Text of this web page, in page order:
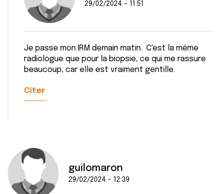
29/02/2024 - 11:51
Je passe mon IRM demain matin. C'est la même
radiologue que pour la biopsie, ce qui me rassure
beaucoup, car elle est vraiment gentille.
Citer
guilomaron
29/02/2024 - 12:39